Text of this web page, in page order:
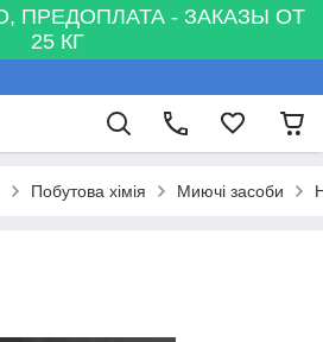
ПРЕДОПЛАТА - ЗАКАЗЫ ОТ
25 КГ
Побутова хімія Миючі засоби